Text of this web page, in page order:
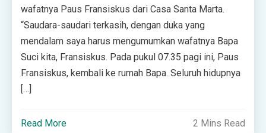
wafatnya Paus Fransiskus dari Casa Santa Marta.
“Saudara-saudari terkasih, dengan duka yang
mendalam saya harus mengumumkan wafatnya Bapa
Suci kita, Fransiskus. Pada pukul 07.35 pagi ini, Paus
Fransiskus, kembali ke rumah Bapa. Seluruh hidupnya
[…]
Read More 2 Mins Read